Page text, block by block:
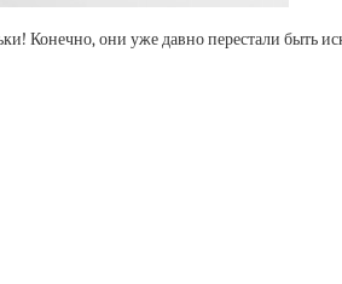
Конечно, они уже давно перестали быть